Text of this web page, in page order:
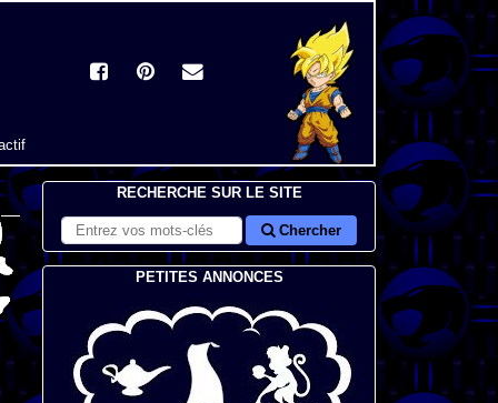
RECHERCHE SUR LE SITE
Chercher
PETITES ANNONCES